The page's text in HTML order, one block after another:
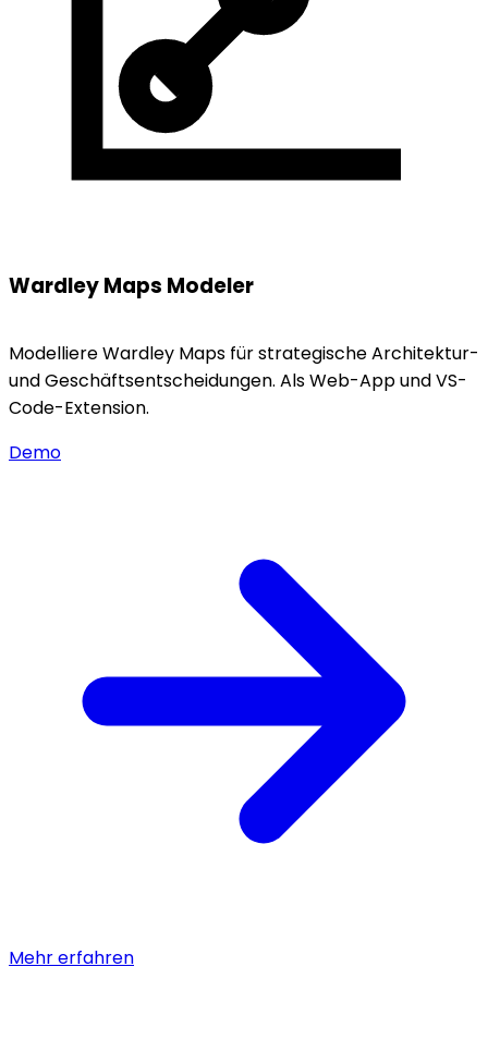
Wardley Maps Modeler
Modelliere Wardley Maps für strategische Architektur-
und Geschäftsentscheidungen. Als Web-App und VS-
Code-Extension.
Demo
Mehr erfahren